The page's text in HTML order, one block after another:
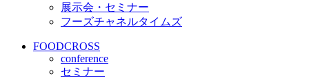
展示会・セミナー
フーズチャネルタイムズ
FOODCROSS
conference
セミナー